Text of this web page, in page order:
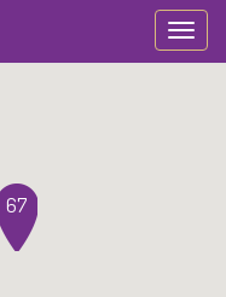
Toggle
navigation
67